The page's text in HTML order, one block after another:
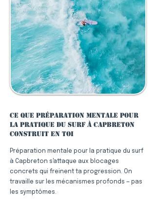
Ce que préparation mentale pour
la pratique du surf à Capbreton
construit en toi
Préparation mentale pour la pratique du surf
à Capbreton s'attaque aux blocages
concrets qui freinent ta progression. On
travaille sur les mécanismes profonds — pas
les symptômes.